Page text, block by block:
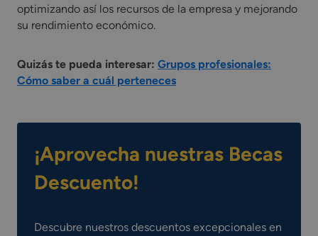
optimizando así los recursos de la empresa y mejorando
su rendimiento económico.
Quizás te pueda interesar: Grupos profesionales:
Cómo saber a cuál perteneces
¡Aprovecha nuestras Becas
Descuento!
Descubre nuestros descuentos excepcionales en